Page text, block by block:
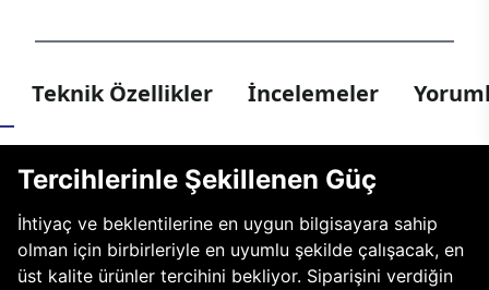
Teknik Özellikler İncelemeler
Tercihlerinle Şekillenen Güç
İhtiyaç ve beklentilerine en uygun bilgisayara sahip
olman için birbirleriyle en uyumlu şekilde çalışacak, en
üst kalite ürünler tercihini bekliyor. Siparişini verdiğin